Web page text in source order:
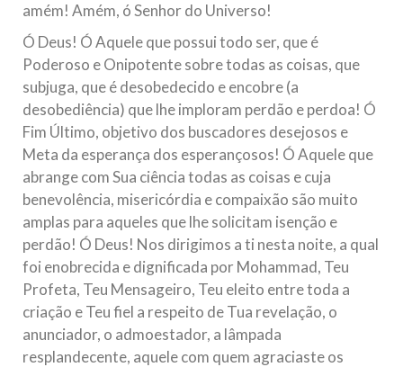
amém! Amém, ó Senhor do Universo!
Ó Deus! Ó Aquele que possui todo ser, que é
Poderoso e Onipotente sobre todas as coisas, que
subjuga, que é desobedecido e encobre (a
desobediência) que lhe imploram perdão e perdoa! Ó
Fim Último, objetivo dos buscadores desejosos e
Meta da esperança dos esperançosos! Ó Aquele que
abrange com Sua ciência todas as coisas e cuja
benevolência, misericórdia e compaixão são muito
amplas para aqueles que lhe solicitam isenção e
perdão! Ó Deus! Nos dirigimos a ti nesta noite, a qual
foi enobrecida e dignificada por Mohammad, Teu
Profeta, Teu Mensageiro, Teu eleito entre toda a
criação e Teu fiel a respeito de Tua revelação, o
anunciador, o admoestador, a lâmpada
resplandecente, aquele com quem agraciaste os